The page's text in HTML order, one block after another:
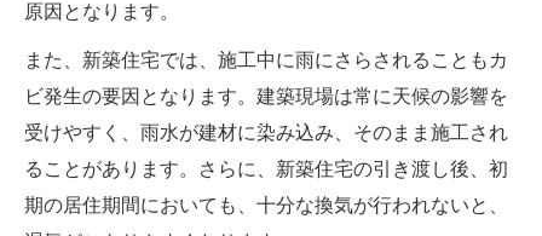
原因となります。
また、新築住宅では、施工中に雨にさらされることもカ
ビ発生の要因となります。建築現場は常に天候の影響を
受けやすく、雨水が建材に染み込み、そのまま施工され
ることがあります。さらに、新築住宅の引き渡し後、初
期の居住期間においても、十分な換気が行われないと、